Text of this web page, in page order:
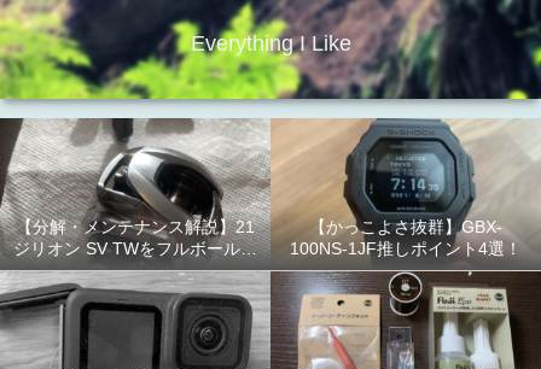
Everything I Like
【分解・メンテナンス解説】21
ジリオン SV TWをフルボールベ
アリング化！
【かっこよさ抜群】GBX-
100NS-1JF推しポイント4選！